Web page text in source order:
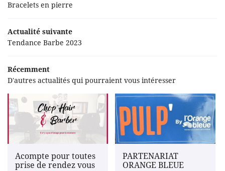
photos
Avis
Contact
Rejoignez-
Bracelets en pierre
Actualité suivante
Tendance Barbe 2023
Récemment
D'autres actualités qui pourraient vous intéresser
Acompte pour toutes
prise de rendez vous
PARTENARIAT
ORANGE BLEUE